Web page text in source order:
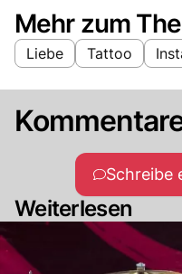
Mehr zum
Liebe Tattoo
Schreibe
Weiterlesen